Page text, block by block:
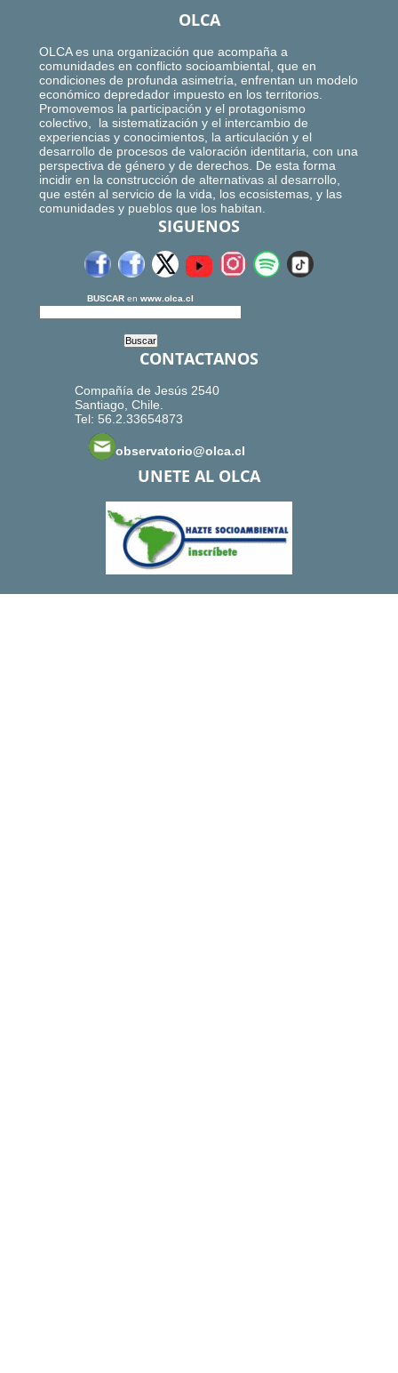
OLCA
OLCA es una organización que acompaña a
comunidades en conflicto socioambiental, que en
condiciones de profunda asimetría, enfrentan un modelo
económico depredador impuesto en los territorios.
Promovemos la participación y el protagonismo
colectivo, la sistematización y el intercambio de
experiencias y conocimientos, la articulación y el
desarrollo de procesos de valoración identitaria, con una
perspectiva de género y de derechos. De esta forma
incidir en la construcción de alternativas al desarrollo,
que estén al servicio de la vida, los ecosistemas, y las
comunidades y pueblos que los habitan.
SIGUENOS
BUSCAR en www.olca.cl
CONTACTANOS
Compañía de Jesús 2540
Santiago, Chile.
Tel: 56.2.33654873
observatorio@olca.cl
UNETE AL OLCA